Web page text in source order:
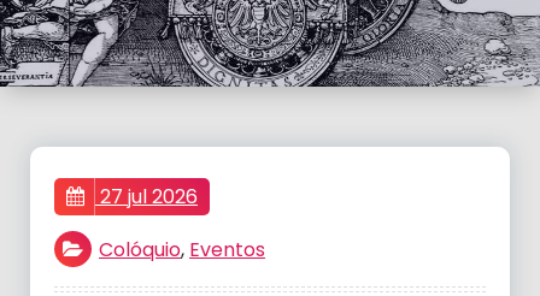
27 jul 2026
Colóquio, Eventos